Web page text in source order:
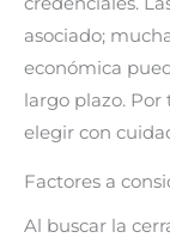
asociado;
económica
largo plazo. Por
elegir con
Factores a
Al buscar la